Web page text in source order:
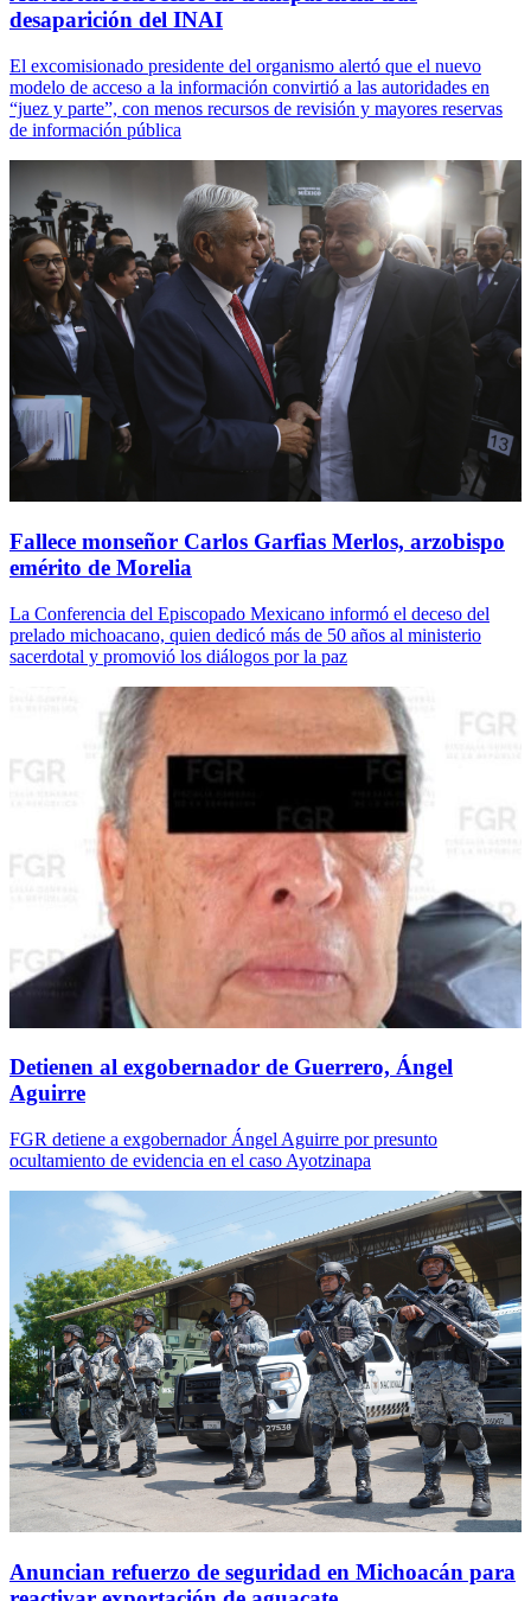
desaparición del INAI
El excomisionado presidente del organismo alertó que el nuevo
modelo de acceso a la información convirtió a las autoridades en
“juez y parte”, con menos recursos de revisión y mayores reservas
de información pública
Fallece monseñor Carlos Garfias Merlos, arzobispo
emérito de Morelia
La Conferencia del Episcopado Mexicano informó el deceso del
prelado michoacano, quien dedicó más de 50 años al ministerio
sacerdotal y promovió los diálogos por la paz
Detienen al exgobernador de Guerrero, Ángel
Aguirre
FGR detiene a exgobernador Ángel Aguirre por presunto
ocultamiento de evidencia en el caso Ayotzinapa
Anuncian refuerzo de seguridad en Michoacán para